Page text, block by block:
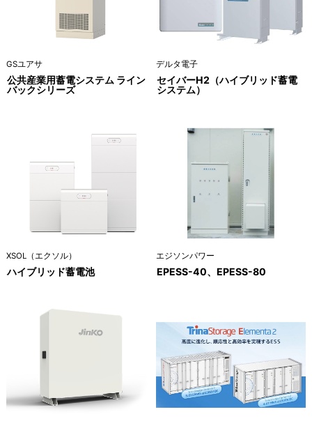
GSユアサ
公共産業用蓄電システム ライン
バックシリーズ
デルタ電子
セイバーH2（ハイブリッド蓄電
システム）
XSOL（エクソル）
ハイブリッド蓄電池
エジソンパワー
EPESS-40、EPESS-80